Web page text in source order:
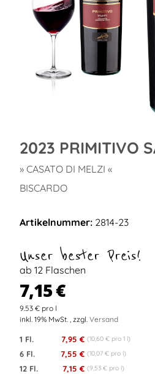
2023 PRIMITIVO
» CASATO DI MELZI «
BISCARDO
Artikelnummer: 2814-23
Unser bester Preis!
ab 12 Flaschen
7,15 €
9.53 € pro l
inkl. 19% MwSt. , zzgl. Versand
1 Fl. 7,95 € (10,60 € pro 1 l)
6 Fl. 7,55 € (10,07 € pro l)
12 Fl. 7,15 € (9,53 € pro l)